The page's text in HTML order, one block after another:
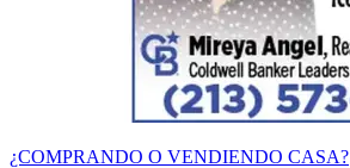
¿COMPRANDO O VENDIENDO CASA?